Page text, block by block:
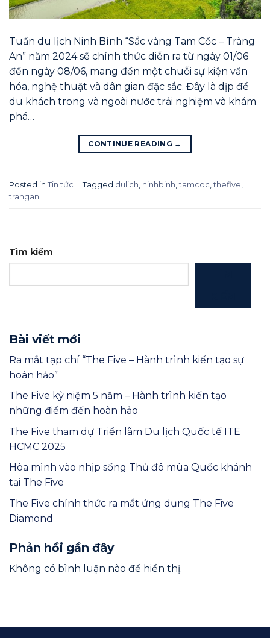
Tuần du lịch Ninh Bình “Sắc vàng Tam Cốc – Tràng
An” năm 2024 sẽ chính thức diễn ra từ ngày 01/06
đến ngày 08/06, mang đến một chuỗi sự kiện văn
hóa, nghệ thuật và dân gian đặc sắc. Đây là dịp để
du khách trong và ngoài nước trải nghiệm và khám
phá…
CONTINUE READING →
Posted in Tin tức Tagged dulich, ninhbinh,tamcoc,thefive,
trangan
Tìm kiếm
Bài viết mới
Ra mắt tạp chí “The Five – Hành trình kiến tạo sự
hoàn hảo”
The Five kỷ niệm 5 năm – Hành trình kiến tạo
những điểm đến hoàn hảo
The Five tham dự Triển lãm Du lịch Quốc tế ITE
HCMC 2025
Hòa mình vào nhịp sống Thủ đô mùa Quốc khánh
tại The Five
The Five chính thức ra mắt ứng dụng The Five
Diamond
Phản hồi gần đây
Không có bình luận nào để hiển thị.